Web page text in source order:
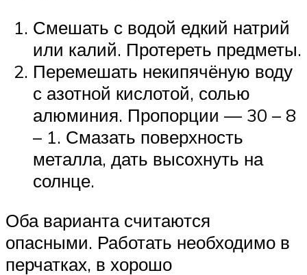
Смешать с водой едкий натрий
или калий. Протереть предметы.
Перемешать некипячёную воду
с азотной кислотой, солью
алюминия. Пропорции — 30 – 8
– 1. Смазать поверхность
металла, дать высохнуть на
солнце.
Оба варианта считаются
опасными. Работать необходимо в
перчатках, в хорошо